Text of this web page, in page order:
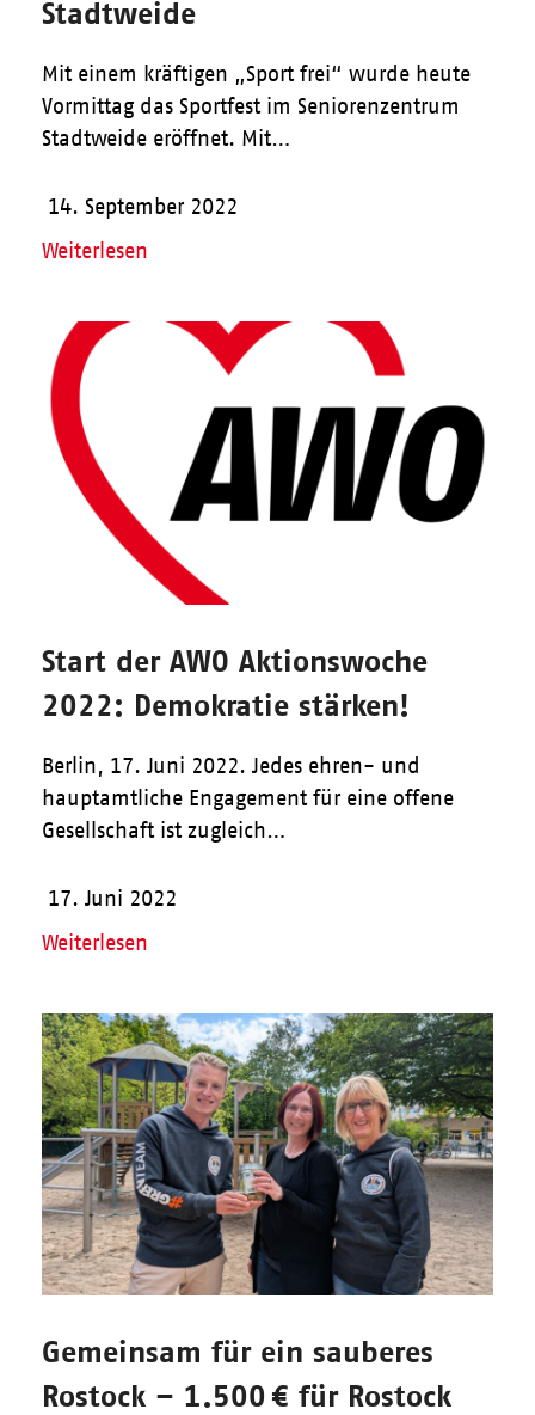
Stadtweide
Mit einem kräftigen „Sport frei“ wurde heute
Vormittag das Sportfest im Seniorenzentrum
Stadtweide eröffnet. Mit…
14. September 2022
Weiterlesen
Start der AWO Aktionswoche
2022: Demokratie stärken!
Berlin, 17. Juni 2022. Jedes ehren- und
hauptamtliche Engagement für eine offene
Gesellschaft ist zugleich…
17. Juni 2022
Weiterlesen
Gemeinsam für ein sauberes
Rostock – 1.500 € für Rostock